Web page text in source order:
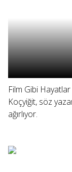
Film Gibi
Koçyiğit, söz
ağırlıyor.